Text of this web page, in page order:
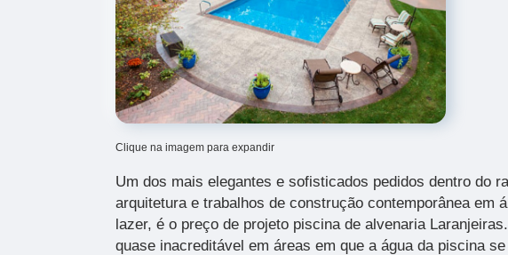
Clique na imagem para expandir
Um dos mais elegantes e sofisticados pedidos dentro do
arquitetura e trabalhos de construção contemporânea em
lazer, é o preço de projeto piscina de alvenaria Laranjeiras.
quase inacreditável em áreas em que a água da piscina